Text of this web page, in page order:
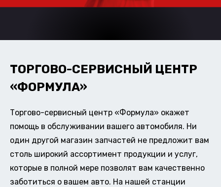
ТОРГОВО-СЕРВИСНЫЙ ЦЕНТР
«ФОРМУЛА»
Торгово-сервисный центр «Формула» окажет
помощь в обслуживании вашего автомобиля. Ни
один другой магазин запчастей не предложит вам
столь широкий ассортимент продукции и услуг,
которые в полной мере позволят вам качественно
заботиться о вашем авто. На нашей станции